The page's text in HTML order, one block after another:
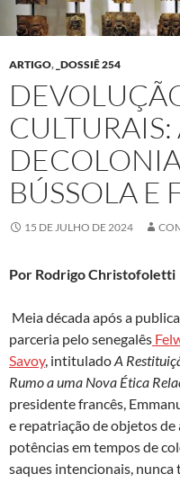
ARTIGO, _DOSSIÊ 254
CULTURAIS:
BÚSSOLA E
15 DE JULHO DE 2024
Por Rodrigo Christofoletti
Meia década após a
parceria pelo senegalês
Savoy, intituladoA
Rumo a uma Nova Ética
presidente francês,
e repatriação de objetos
potências em tempos de
saques intencionais,